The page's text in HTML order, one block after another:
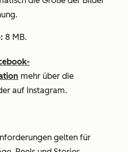
8 MB.
mehr über die
auf Instagram.
gelten für